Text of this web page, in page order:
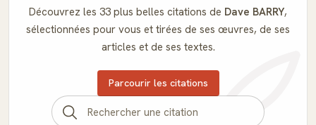
Découvrez les 33 plus belles citations de Dave BARRY,
sélectionnées pour vous et tirées de ses œuvres, de ses
articles et de ses textes.
Parcourir les citations